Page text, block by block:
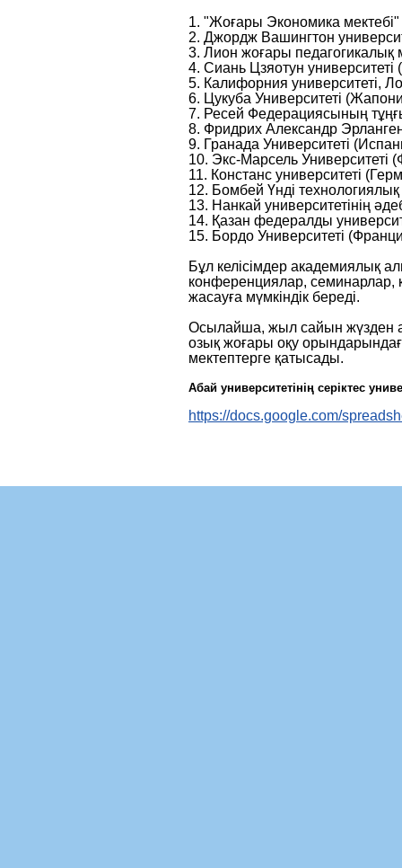
1. "Жоғары Экономика мектебі"
2. Джордж Вашингтон
3. Лион жоғары педагогикалық
4. Сиань Цзяотун университеті
5. Калифорния университеті,
6. Цукуба Университеті
7. Ресей Федерациясының
8. Фридрих Александр
9. Гранада Университеті
10. Экс-Марсель Университеті
11. Констанс университеті
12. Бомбей Үнді
13. Нанкай университетінің
14. Қазан федералды
15. Бордо Университеті
Бұл келісімдер академиялық
конференциялар, семинарлар,
жасауға мүмкіндік береді.
Осылайша, жыл сайын жүзден
озық жоғары оқу
мектептерге қатысады.
Абай университетінің серіктес
https://docs.google.com/